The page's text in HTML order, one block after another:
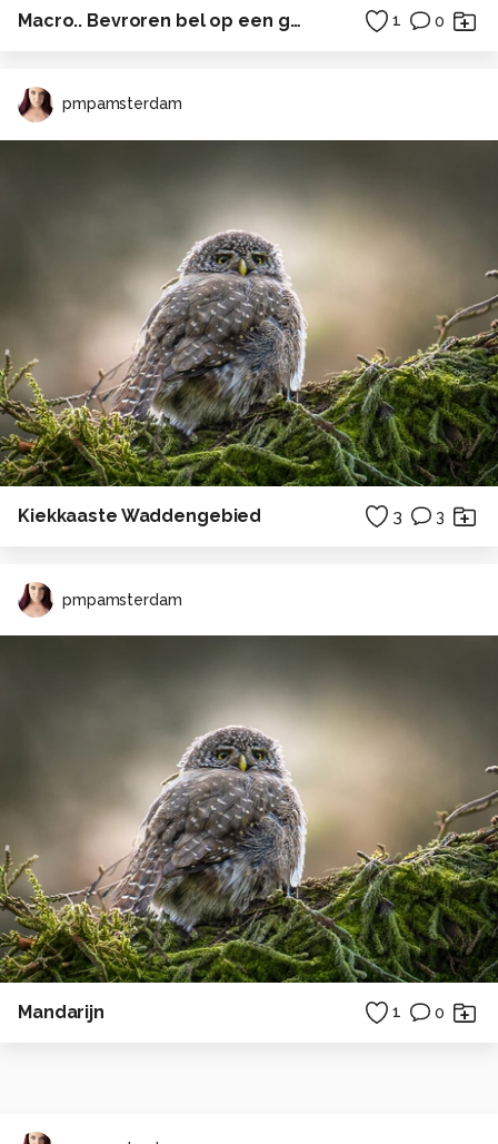
Macro.. Bevroren bel op een grassprietje 1 0
pmpamsterdam
Kiekkaaste Waddengebied 3 3
pmpamsterdam
Mandarijn 1 0